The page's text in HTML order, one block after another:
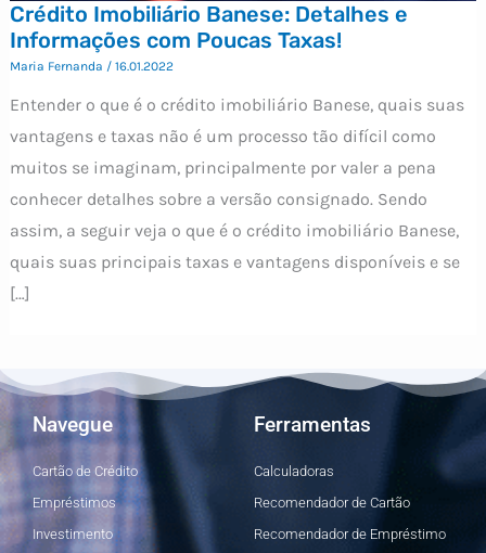
Crédito Imobiliário Banese: Detalhes e
Informações com Poucas Taxas!
Maria Fernanda / 16.01.2022
Entender o que é o crédito imobiliário Banese, quais suas
vantagens e taxas não é um processo tão difícil como
muitos se imaginam, principalmente por valer a pena
conhecer detalhes sobre a versão consignado. Sendo
assim, a seguir veja o que é o crédito imobiliário Banese,
quais suas principais taxas e vantagens disponíveis e se
[…]
Navegue
Cartão de Crédito
Empréstimos
Investimento
Ferramentas
Calculadoras
Recomendador de Cartão
Recomendador de Empréstimo